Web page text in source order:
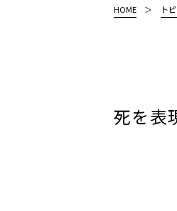
HOME ト
死を表